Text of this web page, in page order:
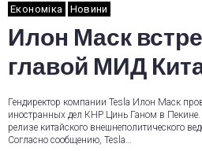
Економіка Новини
Илон Маск
главой МИД
Гендиректор компании Tesla Илон Маск
иностранных дел КНР Цинь Ганом в Пекине.
релизе китайского внешнеполитического
Согласно сообщению, Tesla…